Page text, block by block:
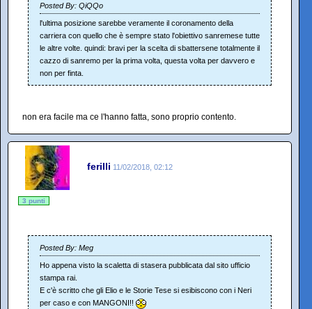
Posted By: QiQQo
l'ultima posizione sarebbe veramente il coronamento della
carriera con quello che è sempre stato l'obiettivo sanremese tutte
le altre volte. quindi: bravi per la scelta di sbattersene totalmente il
cazzo di sanremo per la prima volta, questa volta per davvero e
non per finta.
non era facile ma ce l'hanno fatta, sono proprio contento.
ferilli 11/02/2018, 02:12
3 punti
Posted By: Meg
Ho appena visto la scaletta di stasera pubblicata dal sito ufficio
stampa rai.
E c'è scritto che gli Elio e le Storie Tese si esibiscono con i Neri
per caso e con MANGONI!!